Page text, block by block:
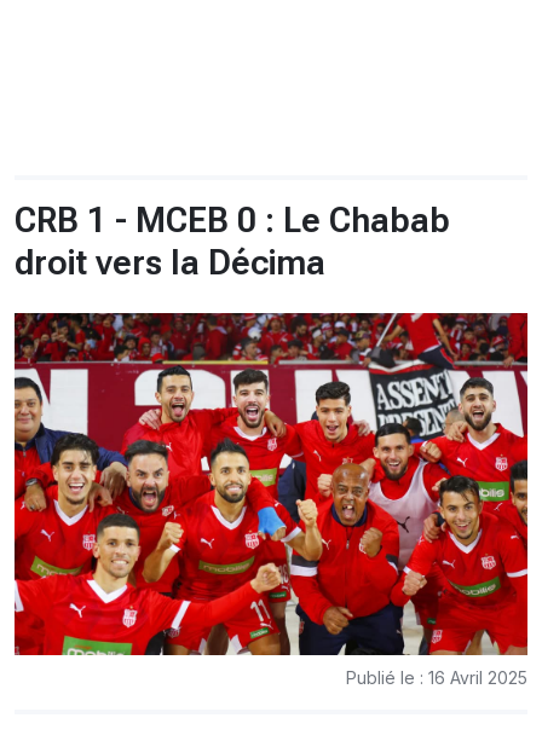
CRB 1 - MCEB 0 : Le Chabab
droit vers la Décima
Publié le : 16 Avril 2025